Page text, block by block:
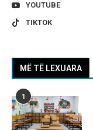
YOUTUBE
TIKTOK
MË TË LEXUARA
1